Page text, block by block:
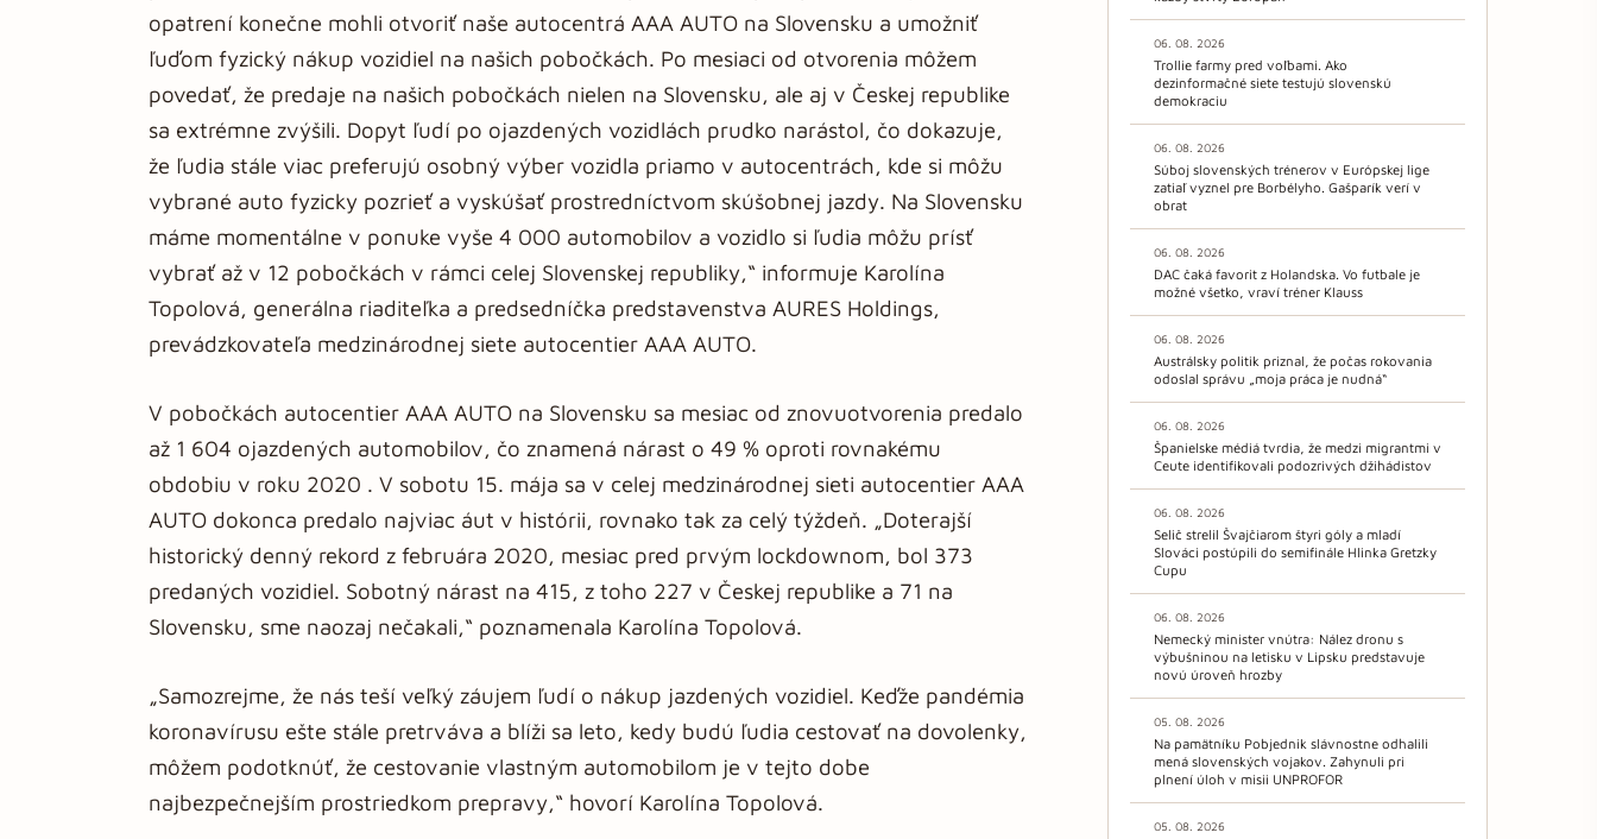
opatrení konečne mohli otvoriť naše autocentrá AAA AUTO na Slovensku a umožniť
ľuďom fyzický nákup vozidiel na našich pobočkách. Po mesiaci od otvorenia môžem
povedať, že predaje na našich pobočkách nielen na Slovensku, ale aj v Českej republike
sa extrémne zvýšili. Dopyt ľudí po ojazdených vozidlách prudko narástol, čo dokazuje,
že ľudia stále viac preferujú osobný výber vozidla priamo v autocentrách, kde si môžu
vybrané auto fyzicky pozrieť a vyskúšať prostredníctvom skúšobnej jazdy. Na Slovensku
máme momentálne v ponuke vyše 4 000 automobilov a vozidlo si ľudia môžu prísť
vybrať až v 12 pobočkách v rámci celej Slovenskej republiky,“ informuje Karolína
Topolová, generálna riaditeľka a predsedníčka predstavenstva AURES Holdings,
prevádzkovateľa medzinárodnej siete autocentier AAA AUTO.
V pobočkách autocentier AAA AUTO na Slovensku sa mesiac od znovuotvorenia predalo
až 1 604 ojazdených automobilov, čo znamená nárast o 49 % oproti rovnakému
obdobiu v roku 2020 . V sobotu 15. mája sa v celej medzinárodnej sieti autocentier AAA
AUTO dokonca predalo najviac áut v histórii, rovnako tak za celý týždeň. „Doterajší
historický denný rekord z februára 2020, mesiac pred prvým lockdownom, bol 373
predaných vozidiel. Sobotný nárast na 415, z toho 227 v Českej republike a 71 na
Slovensku, sme naozaj nečakali,“ poznamenala Karolína Topolová.
„Samozrejme, že nás teší veľký záujem ľudí o nákup jazdených vozidiel. Keďže pandémia
koronavírusu ešte stále pretrváva a blíži sa leto, kedy budú ľudia cestovať na dovolenky,
môžem podotknúť, že cestovanie vlastným automobilom je v tejto dobe
najbezpečnejším prostriedkom prepravy,“ hovorí Karolína Topolová.
06. 08. 2026
Trollie farmy pred voľbami. Ako
dezinformačné siete testujú slovenskú
demokraciu
06. 08. 2026
Súboj slovenských trénerov v Európskej lige
zatiaľ vyznel pre Borbélyho. Gašparík verí v
obrat
06. 08. 2026
DAC čaká favorit z Holandska. Vo futbale je
možné všetko, vraví tréner Klauss
06. 08. 2026
Austrálsky politik priznal, že počas rokovania
odoslal správu „moja práca je nudná“
06. 08. 2026
Španielske médiá tvrdia, že medzi migrantmi v
Ceute identifikovali podozrivých džihádistov
06. 08. 2026
Selič strelil Švajčiarom štyri góly a mladí
Slováci postúpili do semifinále Hlinka Gretzky
Cupu
06. 08. 2026
Nemecký minister vnútra: Nález dronu s
výbušninou na letisku v Lipsku predstavuje
novú úroveň hrozby
05. 08. 2026
Na pamätníku Pobjednik slávnostne odhalili
mená slovenských vojakov. Zahynuli pri
plnení úloh v misii UNPROFOR
05. 08. 2026